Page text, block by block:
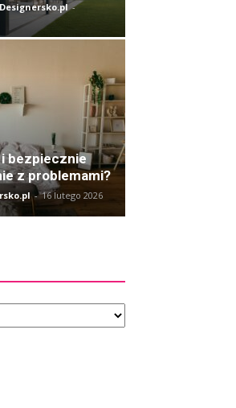
-
bezpiecznie
z problemami?
- 16 lutego 2026